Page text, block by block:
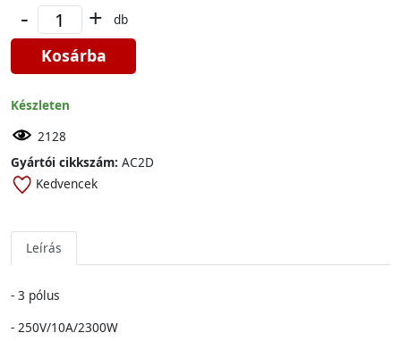
- + db
Kosárba
Készleten
2128
Gyártói cikkszám: AC2D
Kedvencek
Leírás
- 3 pólus
- 250V/10A/2300W